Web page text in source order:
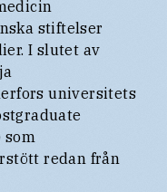
stiftelser
I slutet av
universitets
som
redan från